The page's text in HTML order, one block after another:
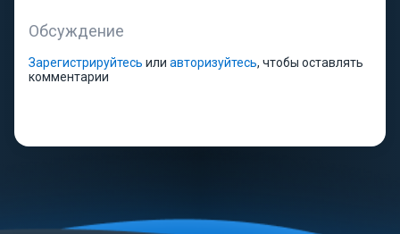
Обсуждение
Зарегистрируйтесь или авторизуйтесь, чтобы оставлять
комментарии